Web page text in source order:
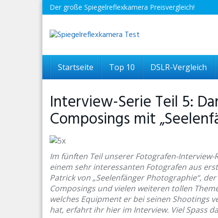
Der große Spiegelreflexkamera Preisvergleich!
Startseite Top 10 DSLR-Vergleich
Interview-Serie Teil 5:
Composings mit
Im fünften Teil unserer Fotografen-
einem sehr interessanten Fotografen aus
Patrick von „Seelenfänger Photographie“,
Composings und vielen weiteren tollen
welches Equipment er bei seinen Shootings
hat, erfahrt ihr hier im Interview. Viel Spass